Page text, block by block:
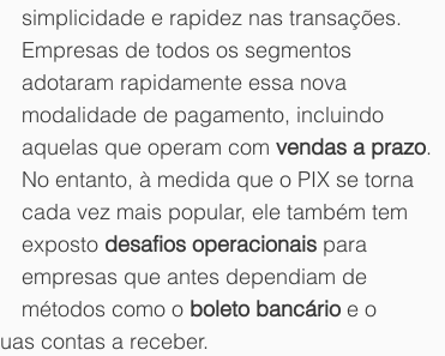
simplicidade e rapidez nas transações.
Empresas de todos os segmentos
adotaram rapidamente essa nova
modalidade de pagamento, incluindo
aquelas que operam com vendas a prazo.
No entanto, à medida que o PIX se torna
cada vez mais popular, ele também tem
exposto desafios operacionais para
empresas que antes dependiam de
métodos como o boleto bancário e o
contas a receber.